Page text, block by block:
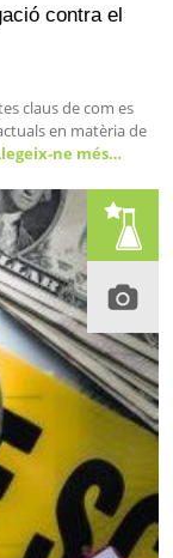
contra el
claus de com es
en matèria de
ne més…